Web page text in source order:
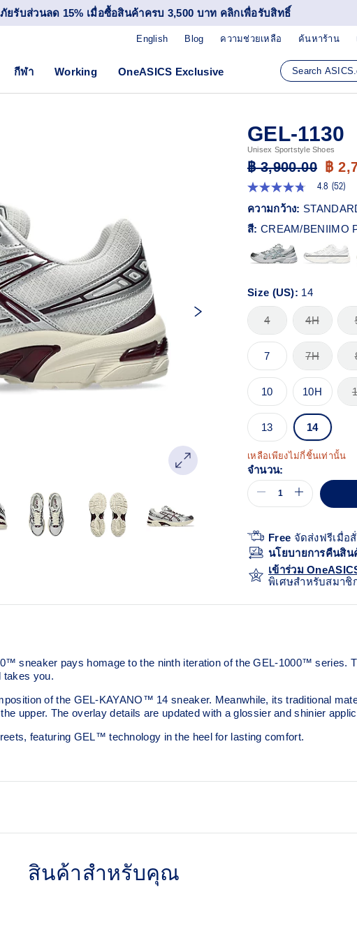
ยรับส่วนลด 15% เมื่อซื้อสินค้าครบ 3,500 บาท คลิกเพื่อรับสิทธิ์
Blog ความช่วยเหลือ ค้นหาร้าน
English
กีฬา Working OneASICS Exclusive
GEL-1130
Unisex Sportstyle Shoes
฿ 3,900.00 ฿
4.8
จาก
5
ดาว
ค่า
คะแนน
เฉลี่ย
Reviews.
ลิงก์
หน้า
เดียวกัน
4.8 (52)
ความกว้าง:
สี: CREAM/BENIIMO
Size (US): 14
4 4H
7 7H
10 10H
13 14
เหลือเพียงไม่กี่ชิ้นเท่านั้น
จำนวน:
Free จัดส่งฟรีเมื่อ
นโยบายการคืนสิ
เข้าร่วม
พิเศษสำหรับสมาชิ
sneaker pays homage to the ninth iteration of the GEL-1000™ series.
takes you.
of the GEL-KAYANO™ 14 sneaker. Meanwhile, its traditional
upper. The overlay details are updated with a glossier and shinier
featuring GEL™ technology in the heel for lasting comfort.
This shoe preserves the TRUSSTIC™ support
สินค้าสำหรับคุณ